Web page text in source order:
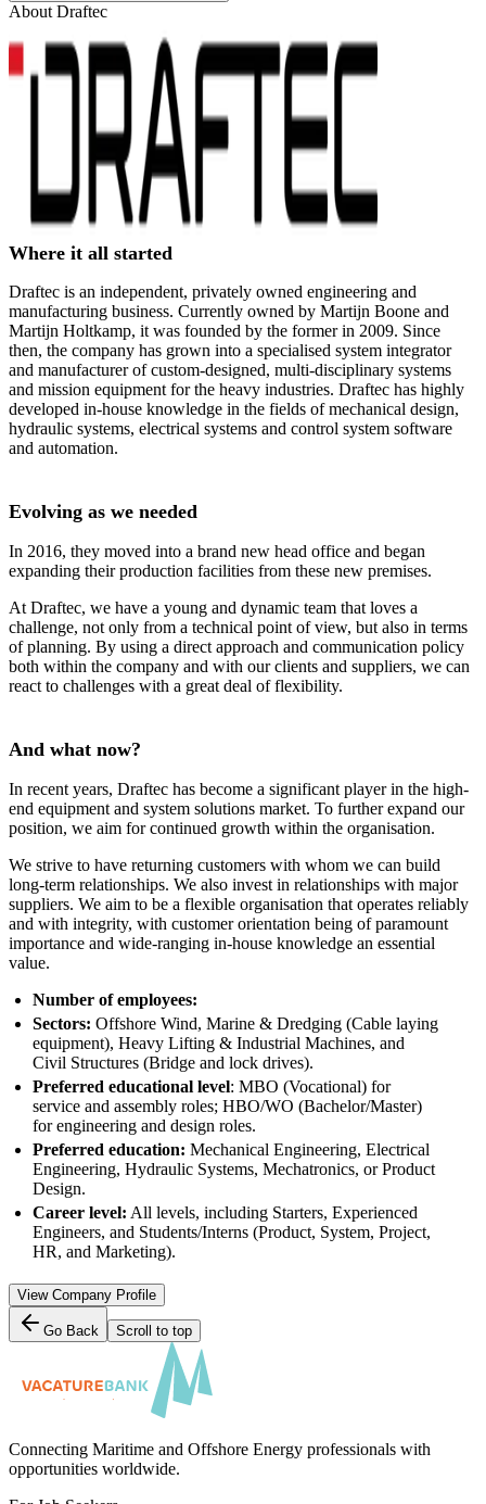
About Draftec
Where it all started
Draftec is an independent, privately owned engineering and
manufacturing business. Currently owned by Martijn Boone and
Martijn Holtkamp, it was founded by the former in 2009. Since
then, the company has grown into a specialised system integrator
and manufacturer of custom-designed, multi-disciplinary systems
and mission equipment for the heavy industries. Draftec has highly
developed in-house knowledge in the fields of mechanical design,
hydraulic systems, electrical systems and control system software
and automation.
Evolving as we needed
In 2016, they moved into a brand new head office and began
expanding their production facilities from these new premises.
At Draftec, we have a young and dynamic team that loves a
challenge, not only from a technical point of view, but also in terms
of planning. By using a direct approach and communication policy
both within the company and with our clients and suppliers, we can
react to challenges with a great deal of flexibility.
And what now?
In recent years, Draftec has become a significant player in the high-
end equipment and system solutions market. To further expand our
position, we aim for continued growth within the organisation.
We strive to have returning customers with whom we can build
long-term relationships. We also invest in relationships with major
suppliers. We aim to be a flexible organisation that operates reliably
and with integrity, with customer orientation being of paramount
importance and wide-ranging in-house knowledge an essential
value.
Number of employees:
Sectors: Offshore Wind, Marine & Dredging (Cable laying
equipment), Heavy Lifting & Industrial Machines, and
Civil Structures (Bridge and lock drives).
Preferred educational level: MBO (Vocational) for
service and assembly roles; HBO/WO (Bachelor/Master)
for engineering and design roles.
Preferred education: Mechanical Engineering, Electrical
Engineering, Hydraulic Systems, Mechatronics, or Product
Design.
Career level: All levels, including Starters, Experienced
Engineers, and Students/Interns (Product, System, Project,
HR, and Marketing).
View Company Profile
Go Back Scroll to top
Connecting Maritime and Offshore Energy professionals with
opportunities worldwide.